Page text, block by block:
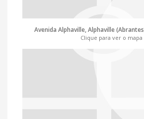
Avenida Alphaville, Alphaville
Clique para ver o mapa